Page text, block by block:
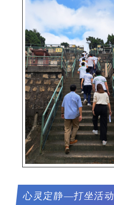
心灵定静—打坐活动